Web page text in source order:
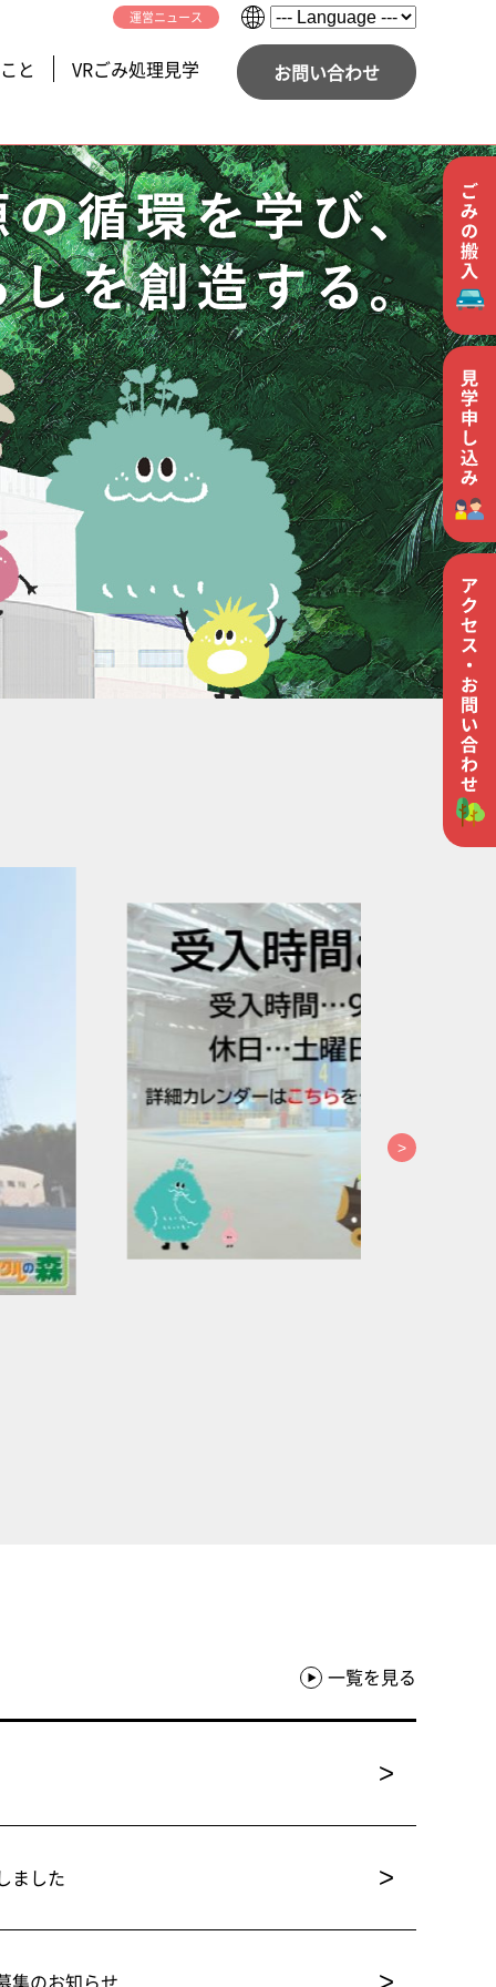
運営ニュース
と VRごみ処理見学 お問い合わせ
一覧を見る
>
ました >
集のお知らせ >